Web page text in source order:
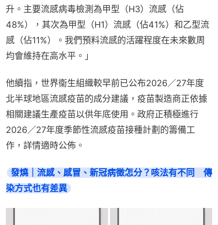
升。主要流感病毒檢測為甲型（H3）流感（佔
48%），其次為甲型（H1）流感（佔41%）和乙型流
感（佔11%）。我們預料流感的活躍程度在未來數周
均會維持在高水平。」
他續指，世界衞生組織較早前已公布2026／27年度
北半球地區流感疫苗的成分建議，疫苗製造商正依據
相關建議生產疫苗以供年底使用。政府正積極進行
2026／27年度季節性流感疫苗接種計劃的籌備工
作，詳情適時公佈。
發燒｜流感、感冒、新冠病徵怎分？咳法有不同　傳
染方式也有差異